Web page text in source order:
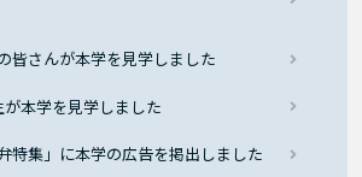
皆さんが本学を見学しました
本学を見学しました
特集」に本学の広告を掲出しました